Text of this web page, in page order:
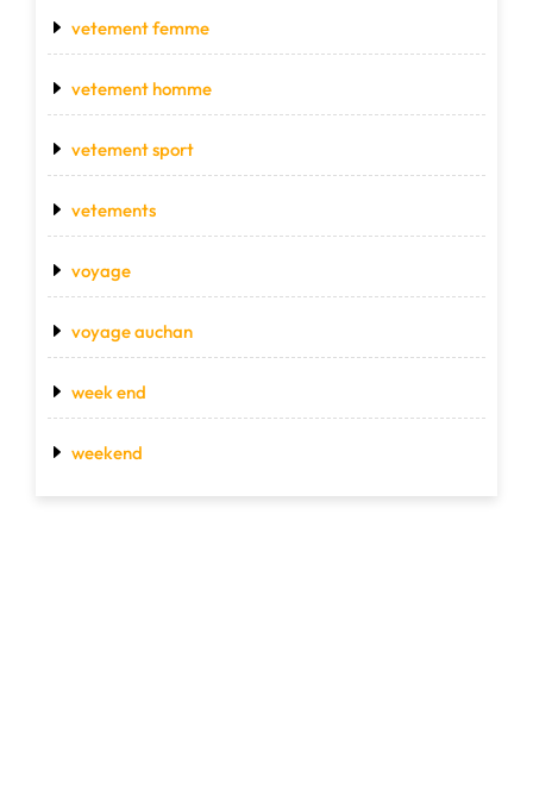
vetement femme
vetement homme
vetement sport
vetements
voyage
voyage auchan
week end
weekend